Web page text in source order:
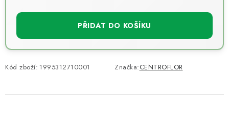
PŘIDAT DO KOŠÍKU
Kód zboží: 1995312710001 Značka:CENTROFLOR